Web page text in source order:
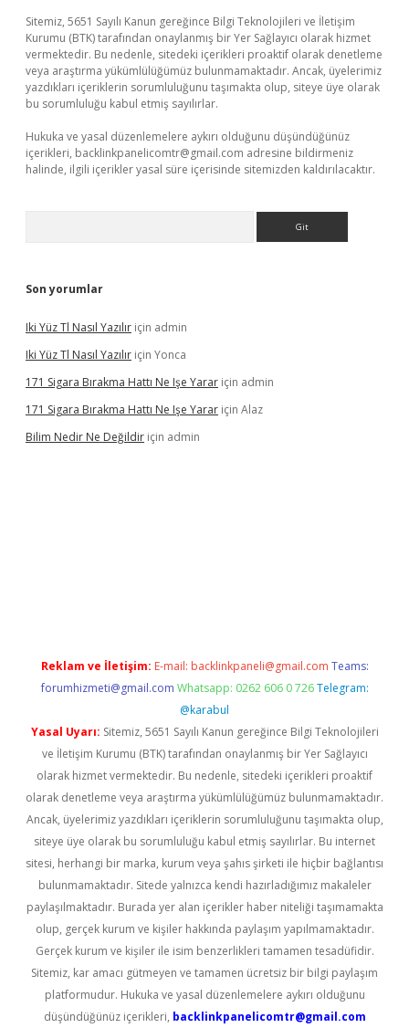
Sitemiz, 5651 Sayılı Kanun gereğince Bilgi Teknolojileri ve İletişim
Kurumu (BTK) tarafından onaylanmış bir Yer Sağlayıcı olarak hizmet
vermektedir. Bu nedenle, sitedeki içerikleri proaktif olarak denetleme
veya araştırma yükümlülüğümüz bulunmamaktadır. Ancak, üyelerimiz
yazdıkları içeriklerin sorumluluğunu taşımakta olup, siteye üye olarak
bu sorumluluğu kabul etmiş sayılırlar.
Hukuka ve yasal düzenlemelere aykırı olduğunu düşündüğünüz
içerikleri, backlinkpanelicomtr@gmail.com adresine bildirmeniz
halinde, ilgili içerikler yasal süre içerisinde sitemizden kaldırılacaktır.
Son yorumlar
Iki Yüz Tl Nasıl Yazılır için admin
Iki Yüz Tl Nasıl Yazılır için Yonca
171 Sigara Bırakma Hattı Ne Işe Yarar için admin
171 Sigara Bırakma Hattı Ne Işe Yarar için Alaz
Bilim Nedir Ne Değildir için admin
Reklam ve İletişim: E-mail: backlinkpaneli@gmail.com Teams:
forumhizmeti@gmail.com Whatsapp: 0262 606 0 726 Telegram:
@karabul
Yasal Uyarı: Sitemiz, 5651 Sayılı Kanun gereğince Bilgi Teknolojileri
ve İletişim Kurumu (BTK) tarafından onaylanmış bir Yer Sağlayıcı
olarak hizmet vermektedir. Bu nedenle, sitedeki içerikleri proaktif
olarak denetleme veya araştırma yükümlülüğümüz bulunmamaktadır.
Ancak, üyelerimiz yazdıkları içeriklerin sorumluluğunu taşımakta olup,
siteye üye olarak bu sorumluluğu kabul etmiş sayılırlar. Bu internet
sitesi, herhangi bir marka, kurum veya şahıs şirketi ile hiçbir bağlantısı
bulunmamaktadır. Sitede yalnızca kendi hazırladığımız makaleler
paylaşılmaktadır. Burada yer alan içerikler haber niteliği taşımamakta
olup, gerçek kurum ve kişiler hakkında paylaşım yapılmamaktadır.
Gerçek kurum ve kişiler ile isim benzerlikleri tamamen tesadüfidir.
Sitemiz, kar amacı gütmeyen ve tamamen ücretsiz bir bilgi paylaşım
platformudur. Hukuka ve yasal düzenlemelere aykırı olduğunu
düşündüğünüz içerikleri, backlinkpanelicomtr@gmail.com